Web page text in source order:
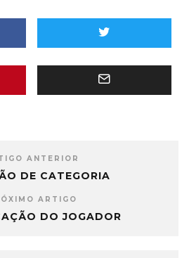
ANTERIOR
DE CATEGORIA
ARTIGO
DO JOGADOR